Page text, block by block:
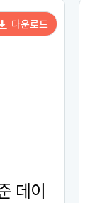
데이
다운로드